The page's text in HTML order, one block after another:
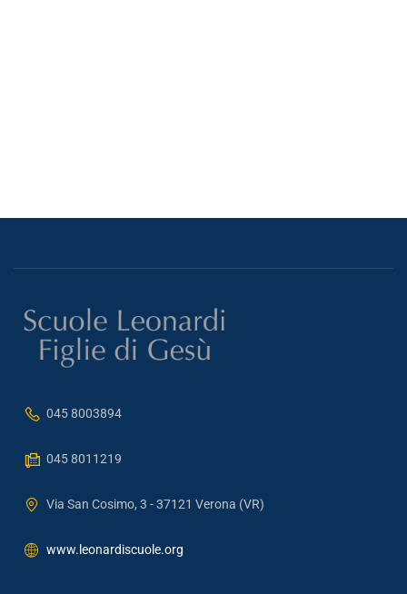
045 8003894
045 8011219
Via San Cosimo, 3 - 37121 Verona (VR)
www.leonardiscuole.org